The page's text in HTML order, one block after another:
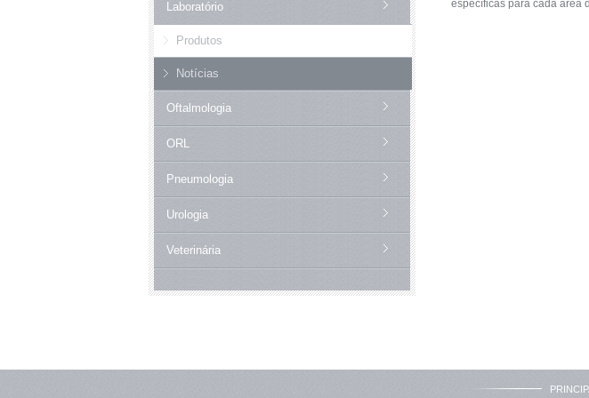
Laboratório
Produtos
Notícias
Oftalmologia
ORL
Pneumologia
Urologia
Veterinária
específicas para cada área